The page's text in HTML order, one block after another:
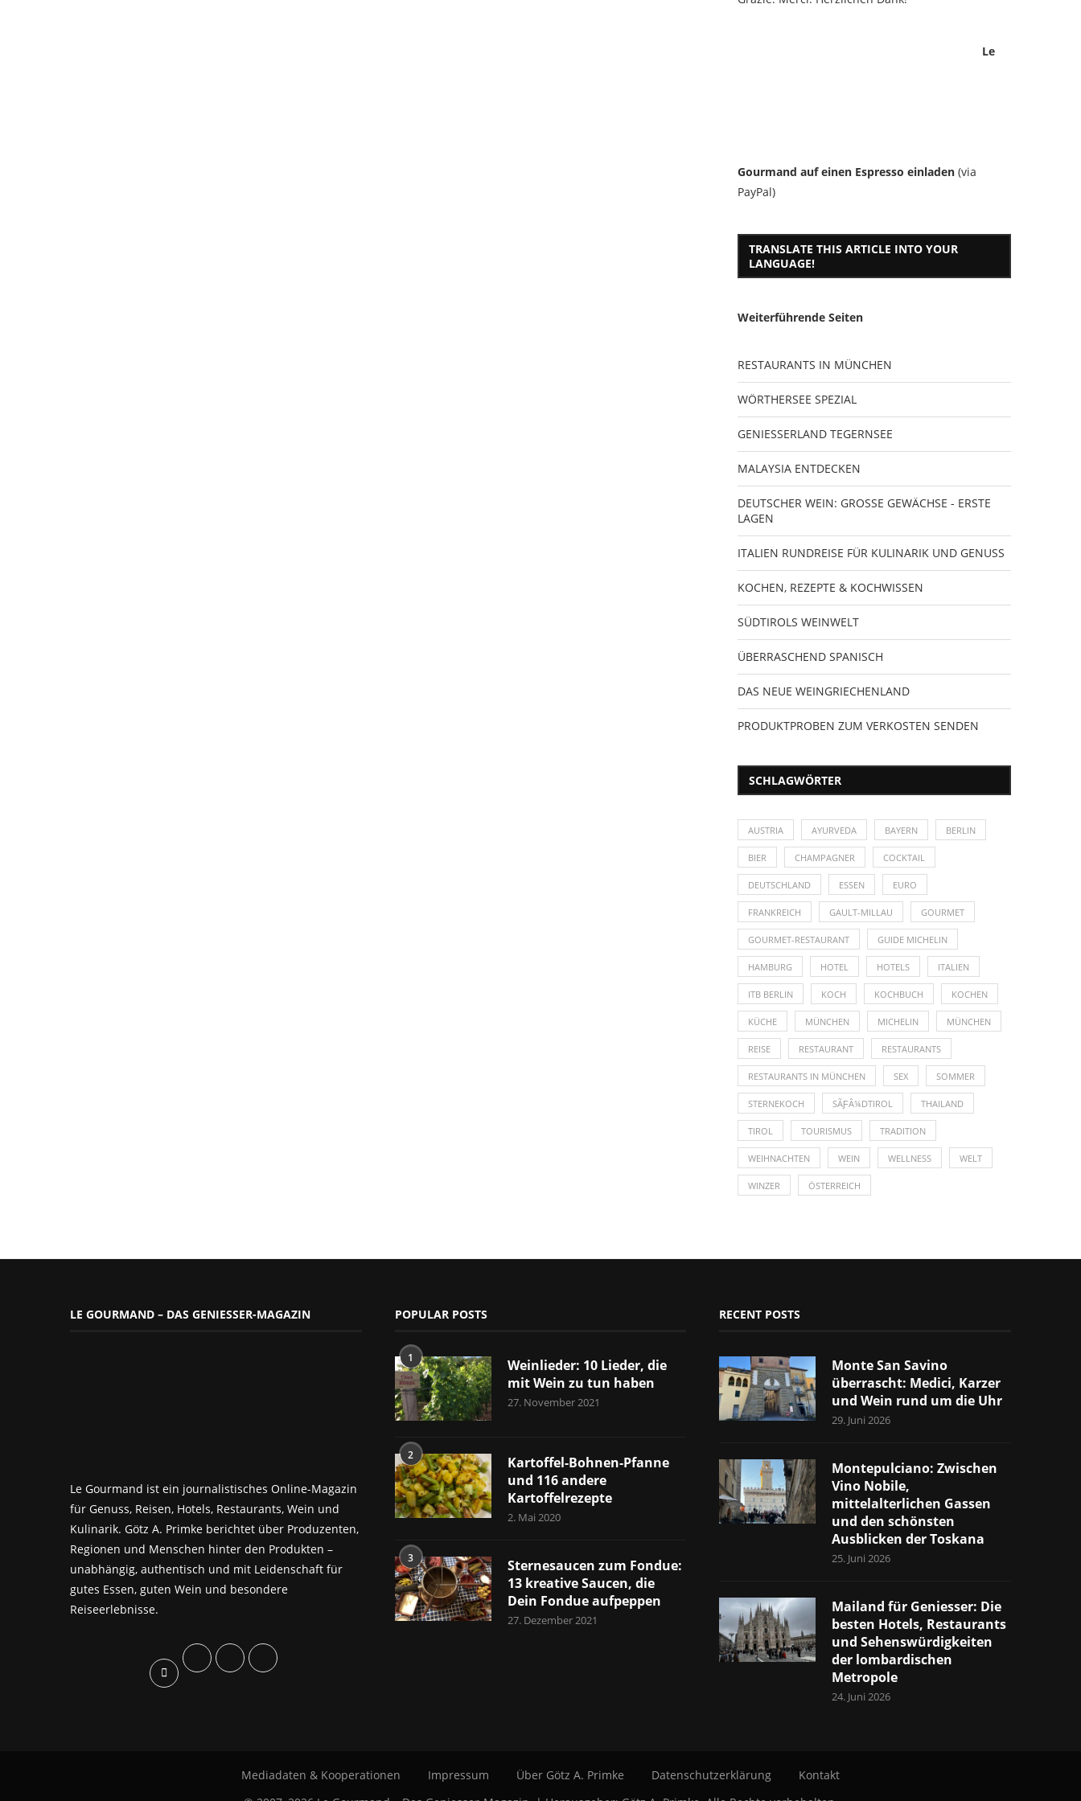
Le
Gourmand auf einen Espresso einladen (via
PayPal)
TRANSLATE THIS ARTICLE INTO YOUR
LANGUAGE!
Weiterführende Seiten
RESTAURANTS IN MÜNCHEN
WÖRTHERSEE SPEZIAL
GENIESSERLAND TEGERNSEE
MALAYSIA ENTDECKEN
DEUTSCHER WEIN: GROSSE GEWÄCHSE - ERSTE
LAGEN
ITALIEN RUNDREISE FÜR KULINARIK UND GENUSS
KOCHEN, REZEPTE & KOCHWISSEN
SÜDTIROLS WEINWELT
ÜBERRASCHEND SPANISCH
DAS NEUE WEINGRIECHENLAND
PRODUKTPROBEN ZUM VERKOSTEN SENDEN
SCHLAGWÖRTER
AUSTRIA AYURVEDA BAYERN BERLIN
BIER CHAMPAGNER COCKTAIL
DEUTSCHLAND ESSEN EURO
FRANKREICH GAULT-MILLAU GOURMET
GOURMET-RESTAURANT GUIDE MICHELIN
HAMBURG HOTEL HOTELS ITALIEN
ITB BERLIN KOCH KOCHBUCH KOCHEN
KÜCHE MÜNCHEN MICHELIN MÜNCHEN
REISE RESTAURANT RESTAURANTS
RESTAURANTS IN MÜNCHEN SEX SOMMER
STERNEKOCH SÃƑÂ¼DTIROL THAILAND
TIROL TOURISMUS TRADITION
WEIHNACHTEN WEIN WELLNESS WELT
WINZER ÖSTERREICH
LE GOURMAND – DAS GENIESSER-MAGAZIN
Le Gourmand ist ein journalistisches Online-Magazin
für Genuss, Reisen, Hotels, Restaurants, Wein und
Kulinarik. Götz A. Primke berichtet über Produzenten,
Regionen und Menschen hinter den Produkten –
unabhängig, authentisch und mit Leidenschaft für
gutes Essen, guten Wein und besondere
Reiseerlebnisse.
POPULAR POSTS
1
Weinlieder: 10 Lieder, die
mit Wein zu tun haben
27. November 2021
2
Kartoffel-Bohnen-Pfanne
und 116 andere
Kartoffelrezepte
2. Mai 2020
3
Sternesaucen zum Fondue:
13 kreative Saucen, die
Dein Fondue aufpeppen
27. Dezember 2021
RECENT POSTS
Monte San Savino
überrascht: Medici, Karzer
und Wein rund um die Uhr
29. Juni 2026
Montepulciano: Zwischen
Vino Nobile,
mittelalterlichen Gassen
und den schönsten
Ausblicken der Toskana
25. Juni 2026
Mailand für Geniesser: Die
besten Hotels, Restaurants
und Sehenswürdigkeiten
der lombardischen
Metropole
24. Juni 2026
Mediadaten & Kooperationen Impressum Über Götz A. Primke Datenschutzerklärung
Kontakt